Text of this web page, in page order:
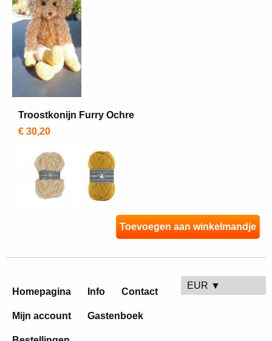
Troostkonijn Furry Ochre
€ 30,20
Toevoegen aan winkelmandje
Homepagina Info Contact
Mijn account Gastenboek
EUR ▼